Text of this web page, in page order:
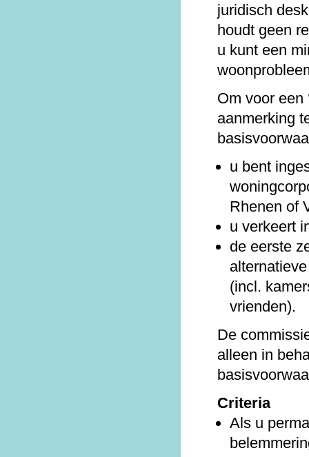
juridisch
houdt geen
u kunt een
Om voor een
aanmerking
u bent
Rhenen of
u verkeert
de eerste
(incl.
vrienden).
De
alleen in
Criteria
Als u